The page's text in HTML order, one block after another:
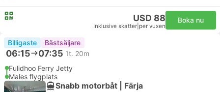
USD 88
Inklusive skatter per vuxen
Boka nu
Billigaste Bästsäljare
06:15 07:35 1t. 20m
Fulidhoo Ferry Jetty
Males flygplats
Snabb motorbåt | Färja